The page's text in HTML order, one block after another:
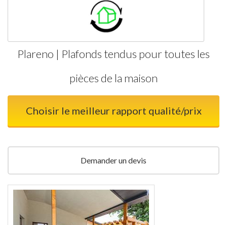
Plareno | Plafonds tendus pour toutes les
pièces de la maison
Choisir le meilleur rapport qualité/prix
Demander un devis